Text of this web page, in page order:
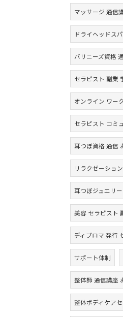
マッサージ 通信
ドライヘッドス
バリニーズ資格
セラピスト 副業
オンライン ワー
セラピスト コミ
耳つぼ資格 通信
リラクゼーショ
耳つぼジュエリ
美容 セラピスト
ディプロマ 発行
サポート体制
整体師 通信講座
整体ボディケア